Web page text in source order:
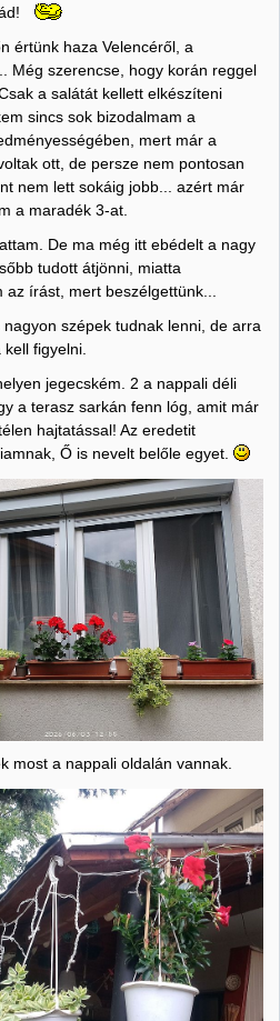
értünk haza Velencéről, a
Még szerencse, hogy korán reggel
a salátát kellett elkészíteni
sincs sok bizodalmam a
mert már a
ott, de persze nem pontosan
nem lett sokáig jobb... azért már
a maradék 3-at.
De ma még itt ebédelt a nagy
tudott átjönni, miatta
az írást, mert beszélgettünk...
nagyon szépek tudnak lenni, de arra
kell figyelni.
jegecském. 2 a nappali déli
a terasz sarkán fenn lóg, amit már
hajtatással! Az eredetit
Ő is nevelt belőle egyet.
most a nappali oldalán vannak.